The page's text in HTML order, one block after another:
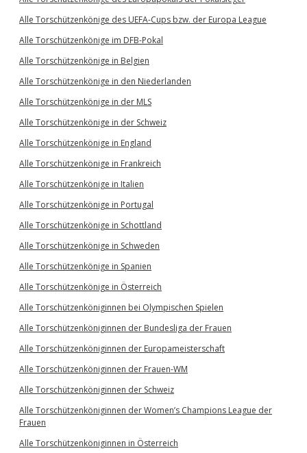
Alle Torschützenkönige des UEFA-Cups bzw. der Europa League
Alle Torschützenkönige im DFB-Pokal
Alle Torschützenkönige in Belgien
Alle Torschützenkönige in den Niederlanden
Alle Torschützenkönige in der MLS
Alle Torschützenkönige in der Schweiz
Alle Torschützenkönige in England
Alle Torschützenkönige in Frankreich
Alle Torschützenkönige in Italien
Alle Torschützenkönige in Portugal
Alle Torschützenkönige in Schottland
Alle Torschützenkönige in Schweden
Alle Torschützenkönige in Spanien
Alle Torschützenkönige in Österreich
Alle Torschützenköniginnen bei Olympischen Spielen
Alle Torschützenköniginnen der Bundesliga der Frauen
Alle Torschützenköniginnen der Europameisterschaft
Alle Torschützenköniginnen der Frauen-WM
Alle Torschützenköniginnen der Schweiz
Alle Torschützenköniginnen der Women’s Champions League der
Frauen
Alle Torschützenköniginnen in Österreich